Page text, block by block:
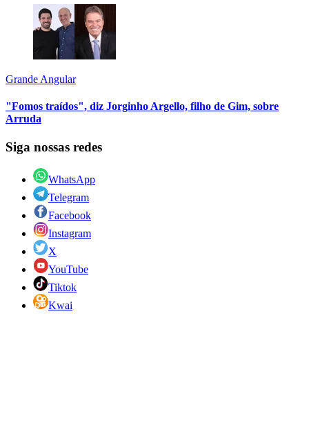
Grande Angular
"Fomos traídos", diz Jorginho Argello, filho de Gim, sobre
Arruda
Siga nossas redes
WhatsApp
Telegram
Facebook
Instagram
X
YouTube
Tiktok
Kwai